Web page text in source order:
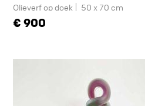
Olieverf op doek 50 x 70 cm
900